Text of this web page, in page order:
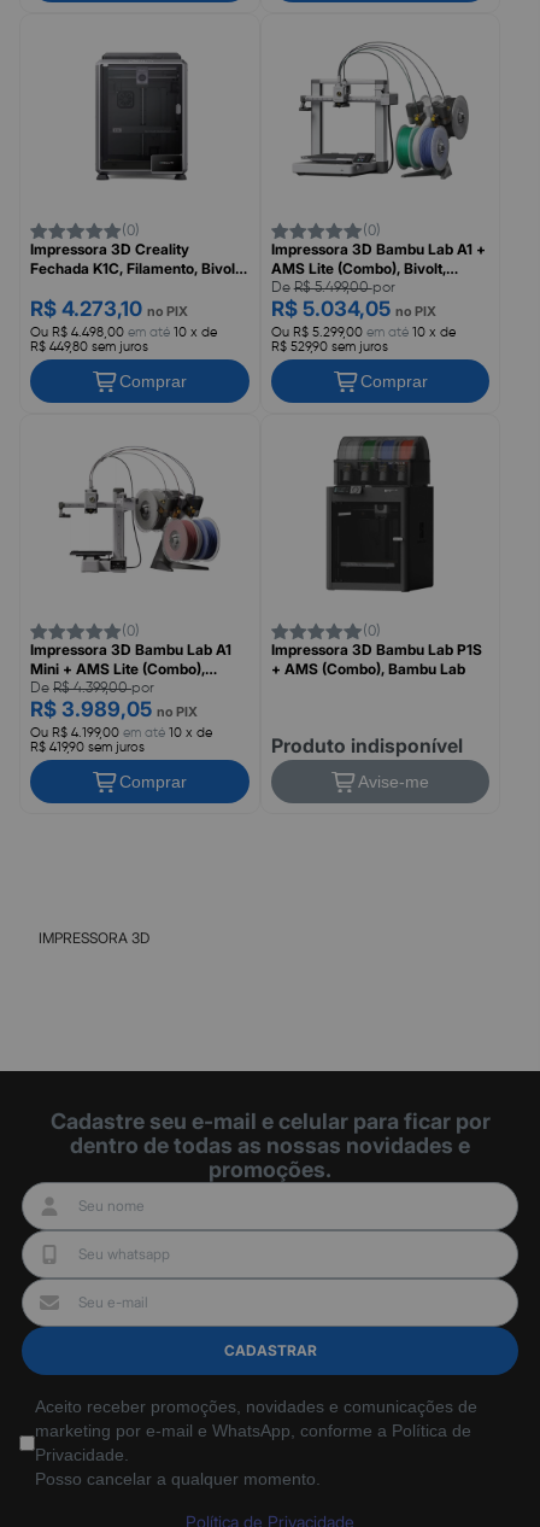
(0)
Impressora 3D Creality
Fechada K1C, Filamento, Bivolt,
R$ 4.273,10 no PIX
Ou R$ 4.498,00 em até 10 x de
R$ 449,80 sem juros
Comprar
(0)
Impressora 3D Bambu Lab A1 +
AMS Lite (Combo), Bivolt,
PF002-A+SA005-BRA2
DeR$ 5.499,00por
R$ 5.034,05 no PIX
Ou R$ 5.299,00em até 10 x de
R$ 529,90 sem juros
Comprar
(0)
Impressora 3D Bambu Lab A1
Mini + AMS Lite (Combo),
Bivolt, PF002-A+SA005-BRA
De R$ 4.399,00por
R$ 3.989,05 no PIX
Ou R$ 4.199,00 em até 10 x de
R$ 419,90 sem juros
Comprar
(0)
Impressora 3D Bambu Lab P1S
+ AMS (Combo), Bambu Lab
Produto indisponível
Avise-me
IMPRESSORA 3D
Cadastre seu e-mail e celular para ficar por
dentro de todas as nossas novidades e
promoções.
CADASTRAR
Aceito receber promoções, novidades e comunicações de
marketing por e-mail e WhatsApp, conforme a Política de
Privacidade.
Posso cancelar a qualquer momento.
Política de Privacidade